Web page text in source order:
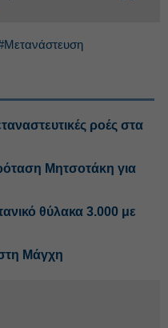
ροές στα
Μητσοτάκη για
θύλακα 3.000 με
Μάγχη